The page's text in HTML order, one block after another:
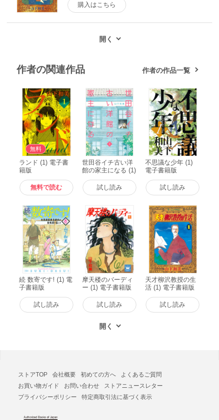
購入はこちら
作者の関連作品 作者の作品一覧
無料
ランド (1) 電子書
籍版
無料で読む
世田谷イチ古い洋
館の家主になる (1)
電子書籍版
試し読み
不思議な少年 (1)
電子書籍版
試し読み
続 数寄です! (1) 電
子書籍版
試し読み
摩天楼のバーディ
ー (1) 電子書籍版
試し読み
天才柳沢教授の生
活 (1) 電子書籍版
試し読み
ストアTOP 会社概要 初めての方へ
よくあるご質問
お買い物ガイド
お問い合わせ
ストアニュースレター
プライバシーポリシー
特定商取引法に基づく表示